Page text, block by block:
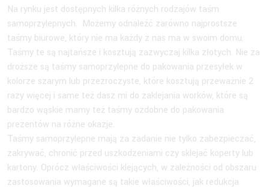
Na rynku jest dostępnych kilka różnych rodzajów taśm
samoprzylepnych. Możemy odnaleźć zarówno najprostsze
taśmy biurowe, który nie ma każdy z nas ma w swoim domu.
Taśmy te są najtańsze i kosztują zazwyczaj kilka złotych. Nie za
droższe są taśmy samoprzylepne do pakowania przesyłek w
kolorze szarym lub przezroczyste, które kosztują przeważnie 2
razy więcej i same też dasz mi do zaklejania worków, które są
bardzo wąskie mamy też taśmy ozdobne do pakowania
prezentów na różne okazje.
Taśmy samoprzylepne mają za zadanie nie tylko zabezpieczać,
zakrywać, chronić przed uszkodzeniami czy sklejać koperty lub
kartony. Oprócz właściwości klejących, w zależności od obszaru
zastosowania wymagane są takie właściwości, jak redukcja